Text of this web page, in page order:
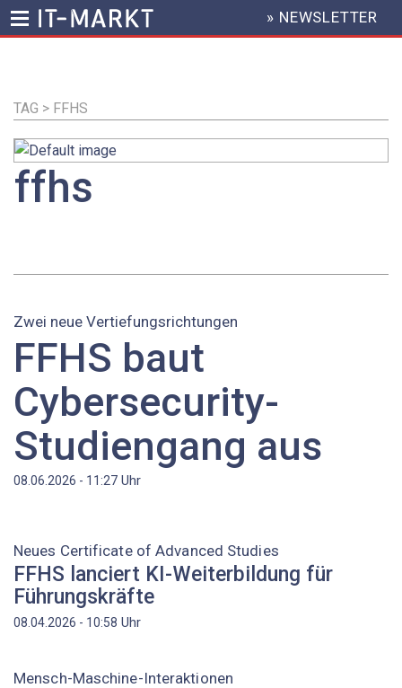
Inhalt
HEADER
MENU
» NEWSLETTER
TAG > FFHS
ffhs
Zwei neue Vertiefungsrichtungen
FFHS baut
Cybersecurity-
Studiengang aus
08.06.2026 - 11:27 Uhr
Neues Certificate of Advanced Studies
FFHS lanciert KI-Weiterbildung für
Führungskräfte
08.04.2026 - 10:58 Uhr
Mensch-Maschine-Interaktionen